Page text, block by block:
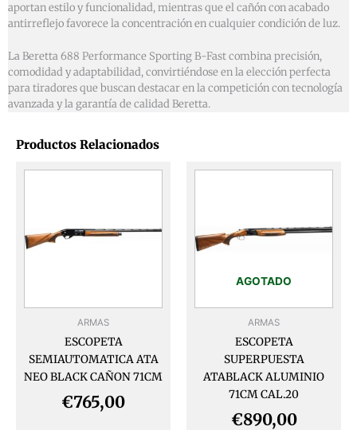
aportan estilo y funcionalidad, mientras que el cañón con acabado
antirreflejo favorece la concentración en cualquier condición de luz.
La Beretta 688 Performance Sporting B-Fast combina precisión,
comodidad y adaptabilidad, convirtiéndose en la elección perfecta
para tiradores que buscan destacar en la competición con tecnología
avanzada y la garantía de calidad Beretta.
Productos Relacionados
ARMAS
ESCOPETA
SEMIAUTOMATICA ATA
NEO BLACK CAÑON 71CM
€765,00
Este
variantes.
pueden
la
página
AGOTADO
ARMAS
ESCOPETA
SUPERPUESTA
ATABLACK ALUMINIO
71CM CAL.20
€890,00
Este